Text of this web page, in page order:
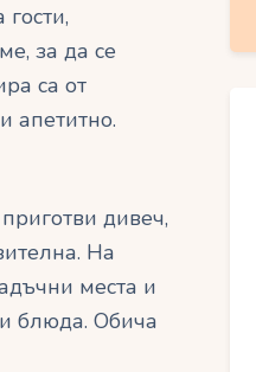
за да се
са от
апетитно.
дивеч,
На
места и
блюда. Обича